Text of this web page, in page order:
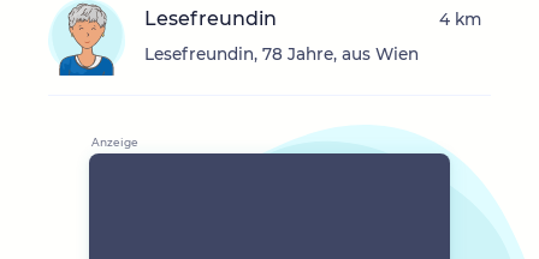
Lesefreundin
Lesefreundin, 78 Jahre, aus Wien
4 km